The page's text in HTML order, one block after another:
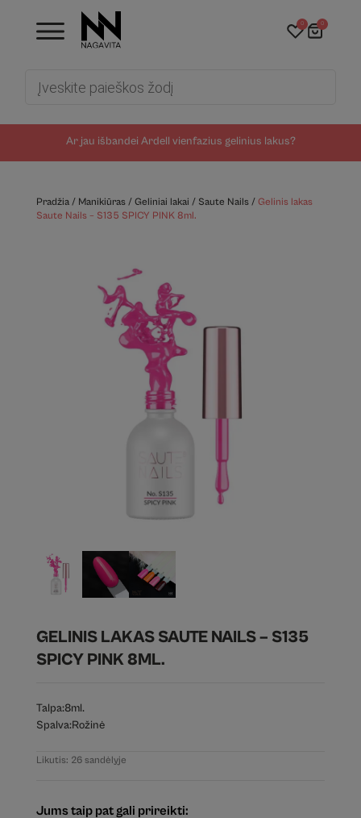
Ar jau išbandei Ardell vienfazius gelinius lakus?
0 0
Pradžia/ Manikiūras/ Geliniai lakai / Saute Nails/ Gelinis lakas
Saute Nails – S135 SPICY PINK 8ml.
GELINIS LAKAS SAUTE NAILS – S135
SPICY PINK 8ML.
Talpa:8ml.
Spalva:Rožinė
Likutis: 26 sandėlyje
Jums taip pat gali prireikti: